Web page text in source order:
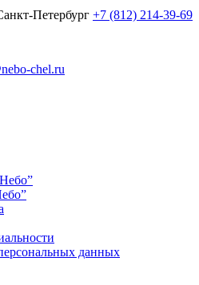
Петербург +7 (812) 214-39-69
chel.ru
данных